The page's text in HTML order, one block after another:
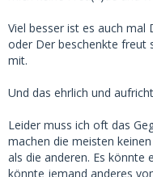
Viel besser ist es auch mal
oder Der beschenkte freut
mit.
Und das ehrlich und
Leider muss ich oft das
machen die meisten
als die anderen. Es könnte
könnte jemand anderes